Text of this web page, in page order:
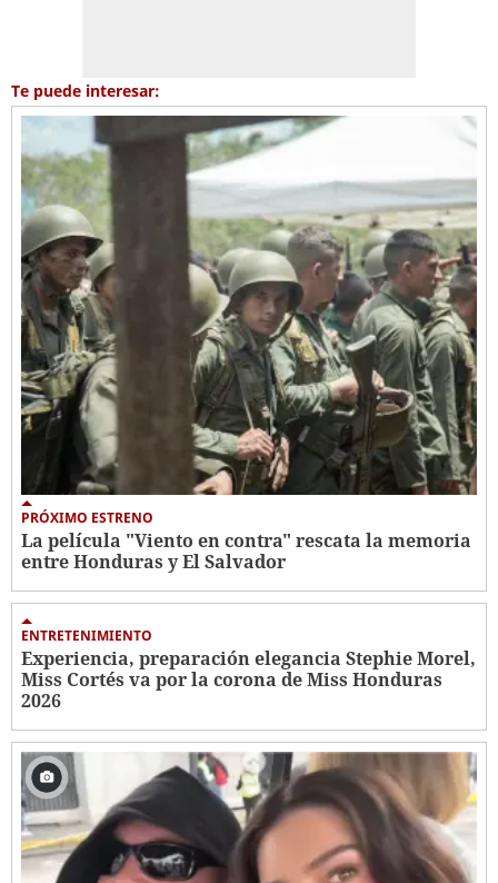
Te puede interesar:
PRÓXIMO ESTRENO
La película "Viento en contra" rescata la memoria
entre Honduras y El Salvador
ENTRETENIMIENTO
Experiencia, preparación elegancia Stephie Morel,
Miss Cortés va por la corona de Miss Honduras
2026